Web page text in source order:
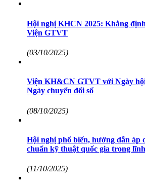
Hội nghị KHCN 2025: Khẳng
Viện GTVT
(03/10/2025)
Viện KH&CN GTVT với Ngày
Ngày chuyển đổi số
(08/10/2025)
Hội nghị phổ biến, hướng dẫn áp
chuẩn kỹ thuật quốc gia trong
(11/10/2025)